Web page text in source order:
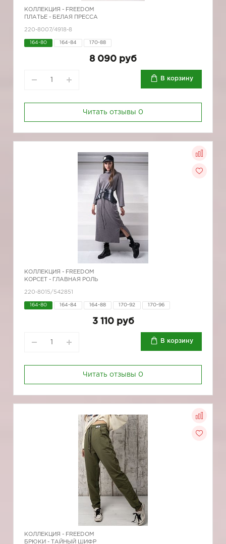
КОЛЛЕКЦИЯ - FREEDOM
ПЛАТЬЕ - БЕЛАЯ ПРЕССА
220-8007/4918-8
164-80 164-84 170-88
8 090 руб
В корзину
Читать отзывы 0
КОЛЛЕКЦИЯ - FREEDOM
КОРСЕТ - ГЛАВНАЯ РОЛЬ
220-8015/542851
164-80 164-84 164-88 170-92 170-96
3 110 руб
В корзину
Читать отзывы 0
КОЛЛЕКЦИЯ - FREEDOM
БРЮКИ - ТАЙНЫЙ ШИФР